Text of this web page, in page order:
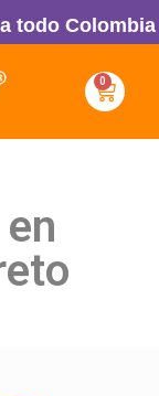
todo Colombia
0